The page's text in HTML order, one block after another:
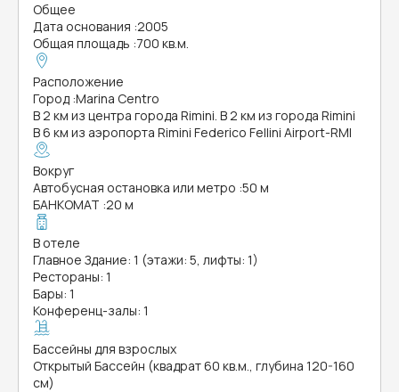
Общее
Дата основания :2005
Общая площадь :700 кв.м.
Расположение
Город :Marina Centro
В 2 км из центра города Rimini. В 2 км из города Rimini
В 6 км из аэропорта Rimini Federico Fellini Airport-RMI
Вокруг
Автобусная остановка или метро :50 м
БАНКОМАТ :20 м
В отеле
Главное Здание: 1 (этажи: 5, лифты: 1)
Рестораны: 1
Бары: 1
Конференц-залы: 1
Бассейны для взрослых
Открытый Бассейн (квадрат 60 кв.м., глубина 120-160
см)